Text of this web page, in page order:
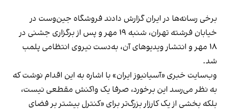
برخی رسانه‌ها در ایران گزارش دادند فروشگاه جین‌وست در
خیابان فرشته تهران، شنبه ۱۹ مهر و پس از برگزاری جشنی در
۱۸ مهر و انتشار ویدیوهای آن، به‌دست نیروی انتظامی پلمب
شد.
وب‌سایت خبری «آسیانیوز ایران» با اشاره به این اقدام نوشت که
به نظر می‌رسد این برخورد، صرفا یک واکنش مقطعی نیست،
بلکه بخشی از یک کارزار بزرگ‌تر برای «کنترل بیشتر بر فضای